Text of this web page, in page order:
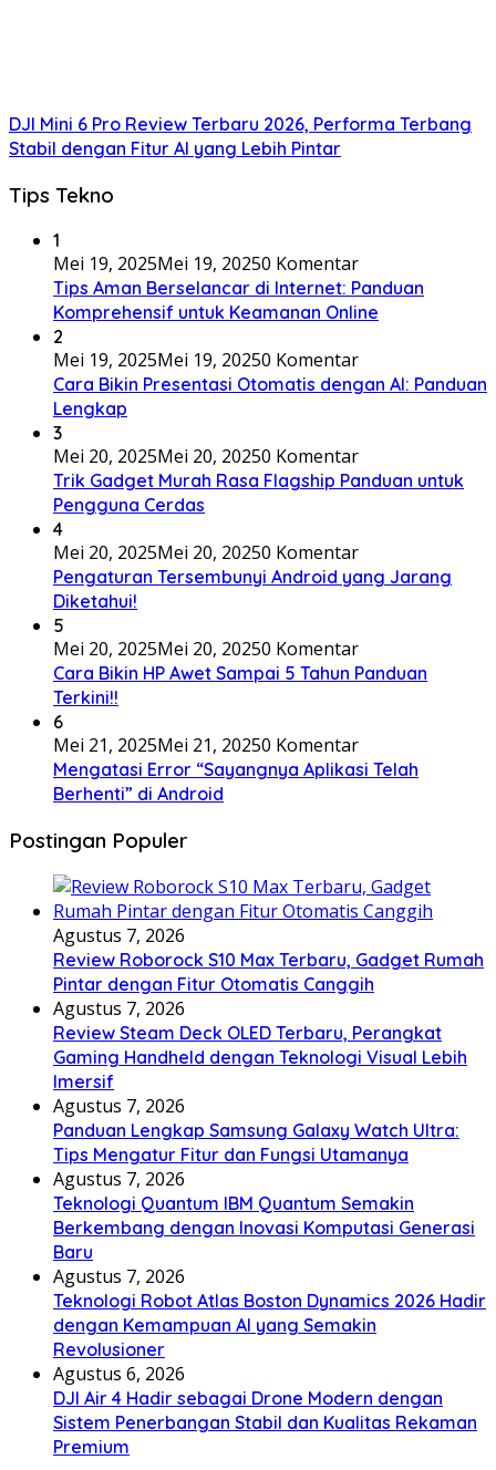
DJI Mini 6 Pro Review Terbaru 2026, Performa Terbang
Stabil dengan Fitur AI yang Lebih Pintar
Tips Tekno
1
Mei 19, 2025Mei 19, 20250 Komentar
Tips Aman Berselancar di Internet: Panduan
Komprehensif untuk Keamanan Online
2
Mei 19, 2025Mei 19, 20250 Komentar
Cara Bikin Presentasi Otomatis dengan AI: Panduan
Lengkap
3
Mei 20, 2025Mei 20, 20250 Komentar
Trik Gadget Murah Rasa Flagship Panduan untuk
Pengguna Cerdas
4
Mei 20, 2025Mei 20, 20250 Komentar
Pengaturan Tersembunyi Android yang Jarang
Diketahui!
5
Mei 20, 2025Mei 20, 20250 Komentar
Cara Bikin HP Awet Sampai 5 Tahun Panduan
Terkini!!
6
Mei 21, 2025Mei 21, 20250 Komentar
Mengatasi Error “Sayangnya Aplikasi Telah
Berhenti” di Android
Postingan Populer
Agustus 7, 2026
Review Roborock S10 Max Terbaru, Gadget Rumah
Pintar dengan Fitur Otomatis Canggih
Agustus 7, 2026
Review Steam Deck OLED Terbaru, Perangkat
Gaming Handheld dengan Teknologi Visual Lebih
Imersif
Agustus 7, 2026
Panduan Lengkap Samsung Galaxy Watch Ultra:
Tips Mengatur Fitur dan Fungsi Utamanya
Agustus 7, 2026
Teknologi Quantum IBM Quantum Semakin
Berkembang dengan Inovasi Komputasi Generasi
Baru
Agustus 7, 2026
Teknologi Robot Atlas Boston Dynamics 2026 Hadir
dengan Kemampuan AI yang Semakin
Revolusioner
Agustus 6, 2026
DJI Air 4 Hadir sebagai Drone Modern dengan
Sistem Penerbangan Stabil dan Kualitas Rekaman
Premium